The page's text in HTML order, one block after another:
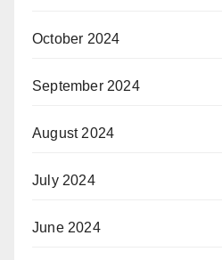
October 2024
September 2024
August 2024
July 2024
June 2024